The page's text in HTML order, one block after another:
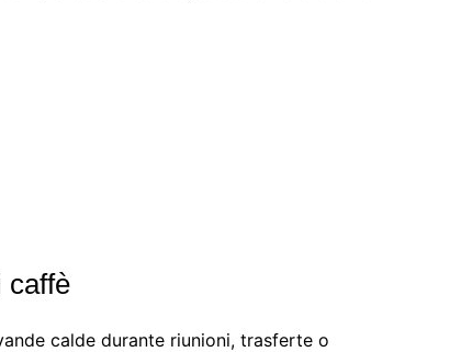
caffè
calde durante riunioni, trasferte o